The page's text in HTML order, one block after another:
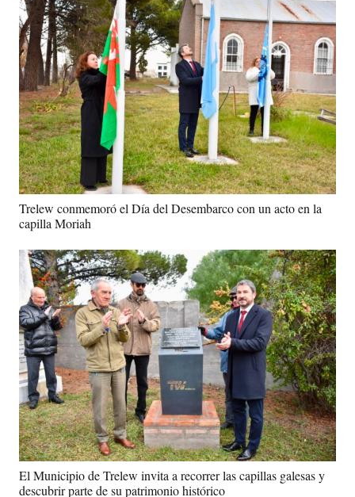
Trelew conmemoró el Día del Desembarco con un acto en la
capilla Moriah
El Municipio de Trelew invita a recorrer las capillas galesas y
descubrir parte de su patrimonio histórico